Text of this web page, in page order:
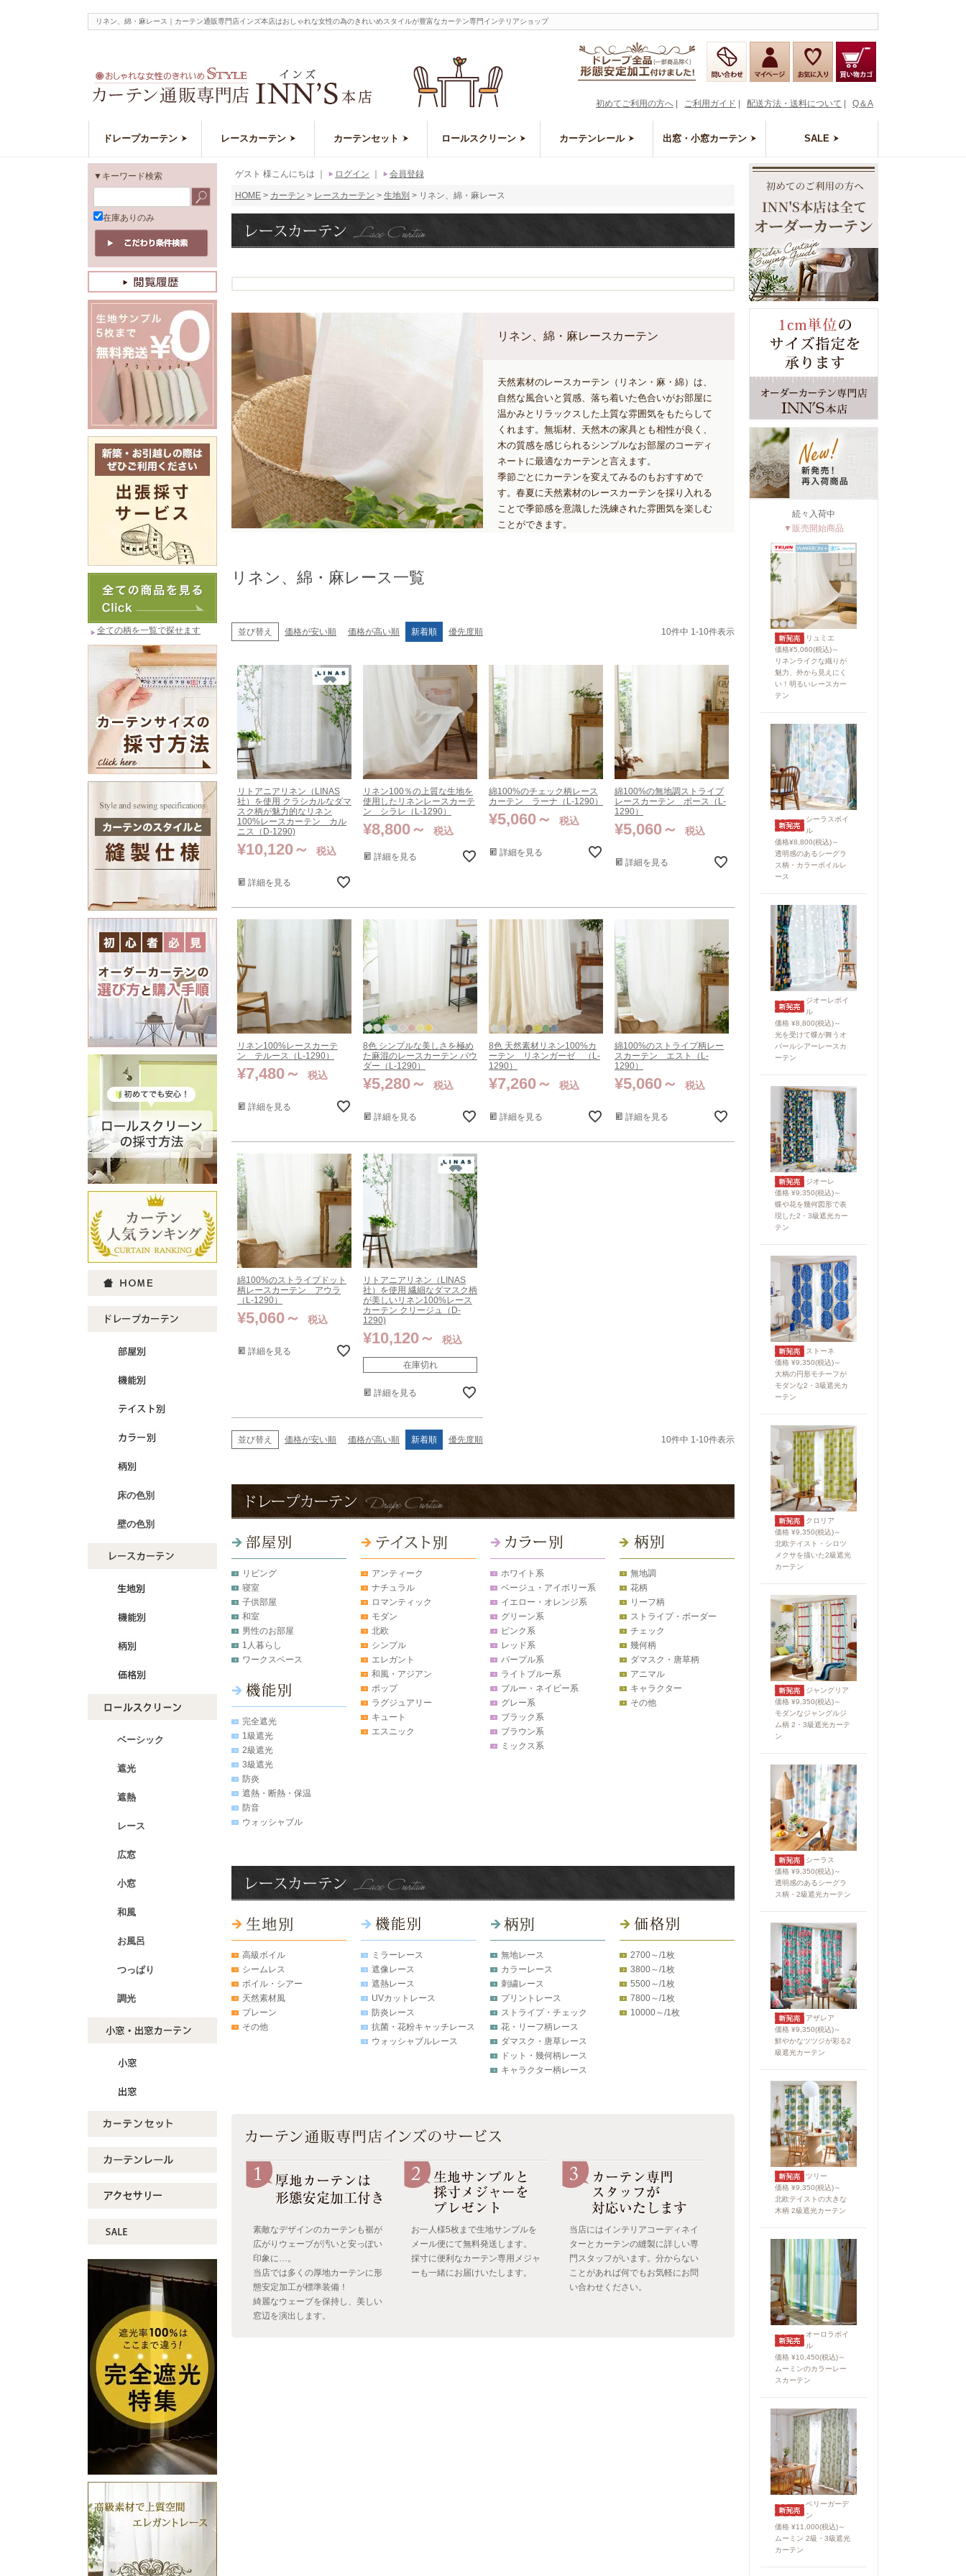
リネン、綿・麻レース｜カーテン通販専門店インズ本店はおしゃれな女性の為のきれいめスタイルが豊富なカーテン専門インテリアショップ
Q＆A
配送方法・送料について
ご利用ガイド
初めてご利用の方へ
ドレープカーテン レースカーテン カーテンセット ロールスクリーン カーテンレール 出窓・小窓カーテン SALE
▼キーワード検索
在庫ありのみ
全ての柄を一覧で探せます
床の色別
壁の色別
ベーシック
遮光
遮熱
レース
広窓
小窓
和風
お風呂
つっぱり
調光
ゲスト 様こんにちは ログイン 会員登録
HOME カーテン レースカーテン 生地別 リネン、綿・麻レース
リネン、綿・麻レースカーテン
天然素材のレースカーテン（リネン・麻・綿）は、
自然な風合いと質感、落ち着いた色合いがお部屋に
温かみとリラックスした上質な雰囲気をもたらして
くれます。無垢材、天然木の家具とも相性が良く、
木の質感を感じられるシンプルなお部屋のコーディ
ネートに最適なカーテンと言えます。
季節ごとにカーテンを変えてみるのもおすすめで
す。春夏に天然素材のレースカーテンを採り入れる
ことで季節感を意識した洗練された雰囲気を楽しむ
ことができます。
リネン、綿・麻レース一覧
並び替え 価格が安い順 価格が高い順 新着順 優先度順 10件中 1-10件表示
リトアニアリネン（LINAS
社）を使用 クラシカルなダマ
スク柄が魅力的なリネン
100%レースカーテン カル
ニス（D-1290)
¥10,120 税込
詳細を見る
リネン100％の上質な生地を
使用したリネンレースカーテ
ン シラレ（L-1290）
¥8,800 税込
詳細を見る
綿100%のチェック柄レース
カーテン ラーナ（L-1290）
¥5,060 税込
詳細を見る
綿100%の無地調ストライプ
レースカーテン ポース（L-
1290）
¥5,060 税込
詳細を見る
リネン100%レースカーテ
ン テルース（L-1290）
¥7,480 税込
詳細を見る
8色 シンプルな美しさを極め
た麻混のレースカーテン パウ
ダー（L-1290）
¥5,280 税込
詳細を見る
8色 天然素材リネン100%カ
ーテン リネンガーゼ （L-
1290）
¥7,260 税込
詳細を見る
綿100%のストライプ柄レー
スカーテン エスト（L-
1290）
¥5,060 税込
詳細を見る
綿100%のストライプドット
柄レースカーテン アウラ
（L-1290）
¥5,060 税込
詳細を見る
リトアニアリネン（LINAS
社）を使用 繊細なダマスク柄
が美しいリネン100%レース
カーテン クリージュ（D-
1290)
¥10,120 税込
在庫切れ
詳細を見る
並び替え 価格が安い順 価格が高い順 新着順 優先度順 10件中 1-10件表示
リビング
寝室
子供部屋
和室
男性のお部屋
1人暮らし
ワークスペース
完全遮光
1級遮光
2級遮光
3級遮光
防炎
遮熱・断熱・保温
防音
ウォッシャブル
アンティーク
ナチュラル
ロマンティック
モダン
北欧
シンプル
エレガント
和風・アジアン
ポップ
ラグジュアリー
キュート
エスニック
ホワイト系
ベージュ・アイボリー系
イエロー・オレンジ系
グリーン系
ピンク系
レッド系
パープル系
ライトブルー系
ブルー・ネイビー系
グレー系
ブラック系
ブラウン系
ミックス系
無地調
花柄
リーフ柄
ストライプ・ボーダー
チェック
幾何柄
ダマスク・唐草柄
アニマル
キャラクター
その他
高級ボイル
シームレス
ボイル・シアー
天然素材風
プレーン
その他
ミラーレース
遮像レース
遮熱レース
UVカットレース
防炎レース
抗菌・花粉キャッチレース
ウォッシャブルレース
無地レース
カラーレース
刺繍レース
プリントレース
ストライプ・チェック
花・リーフ柄レース
ダマスク・唐草レース
ドット・幾何柄レース
キャラクター柄レース
2700～/1枚
3800～/1枚
5500～/1枚
7800～/1枚
10000～/1枚
素敵なデザインのカーテンも裾が
広がりウェーブが汚いと安っぽい
印象に…。
当店では多くの厚地カーテンに形
態安定加工が標準装備！
綺麗なウェーブを保持し、美しい
窓辺を演出します。
お一人様5枚まで生地サンプルを
メール便にて無料発送します。
採寸に便利なカーテン専用メジャ
ーも一緒にお届けいたします。
当店にはインテリアコーディネイ
ターとカーテンの縫製に詳しい専
門スタッフがいます。分からない
ことがあれば何でもお気軽にお問
い合わせください。
続々入荷中
▼販売開始商品
リュミエ
価格¥5,060(税込)～
リネンライクな織りが
魅力、外から見えにく
い！明るいレースカー
テン
シーラスボイ
ル
価格¥8,800(税込)～
透明感のあるシーグラ
ス柄・カラーボイルレ
ース
ジオーレボイ
ル
価格 ¥8,800(税込)～
光を受けて蝶が舞うオ
パールシアーレースカ
ーテン
ジオーレ
価格 ¥9,350(税込)～
蝶や花を幾何図形で表
現した2・3級遮光カー
テン
ストーネ
価格 ¥9,350(税込)～
大柄の円形モチーフが
モダンな2・3級遮光カ
ーテン
クロリア
価格 ¥9,350(税込)～
北欧テイスト・シロツ
メクサを描いた2級遮光
カーテン
ジャングリア
価格 ¥9,350(税込)～
モダンなジャングルジ
ム柄 2・3級遮光カーテ
ン
シーラス
価格 ¥9,350(税込)～
透明感のあるシーグラ
ス柄・2級遮光カーテン
アザレア
価格 ¥9,350(税込)～
鮮やかなツツジが彩る2
級遮光カーテン
ツリー
価格 ¥9,350(税込)～
北欧テイストの大きな
木柄 2級遮光カーテン
オーロラボイ
ル
価格 ¥10,450(税込)～
ムーミンのカラーレー
スカーテン
ベリーガーデ
ン
価格 ¥11,000(税込)～
ムーミン 2級・3級遮光
カーテン